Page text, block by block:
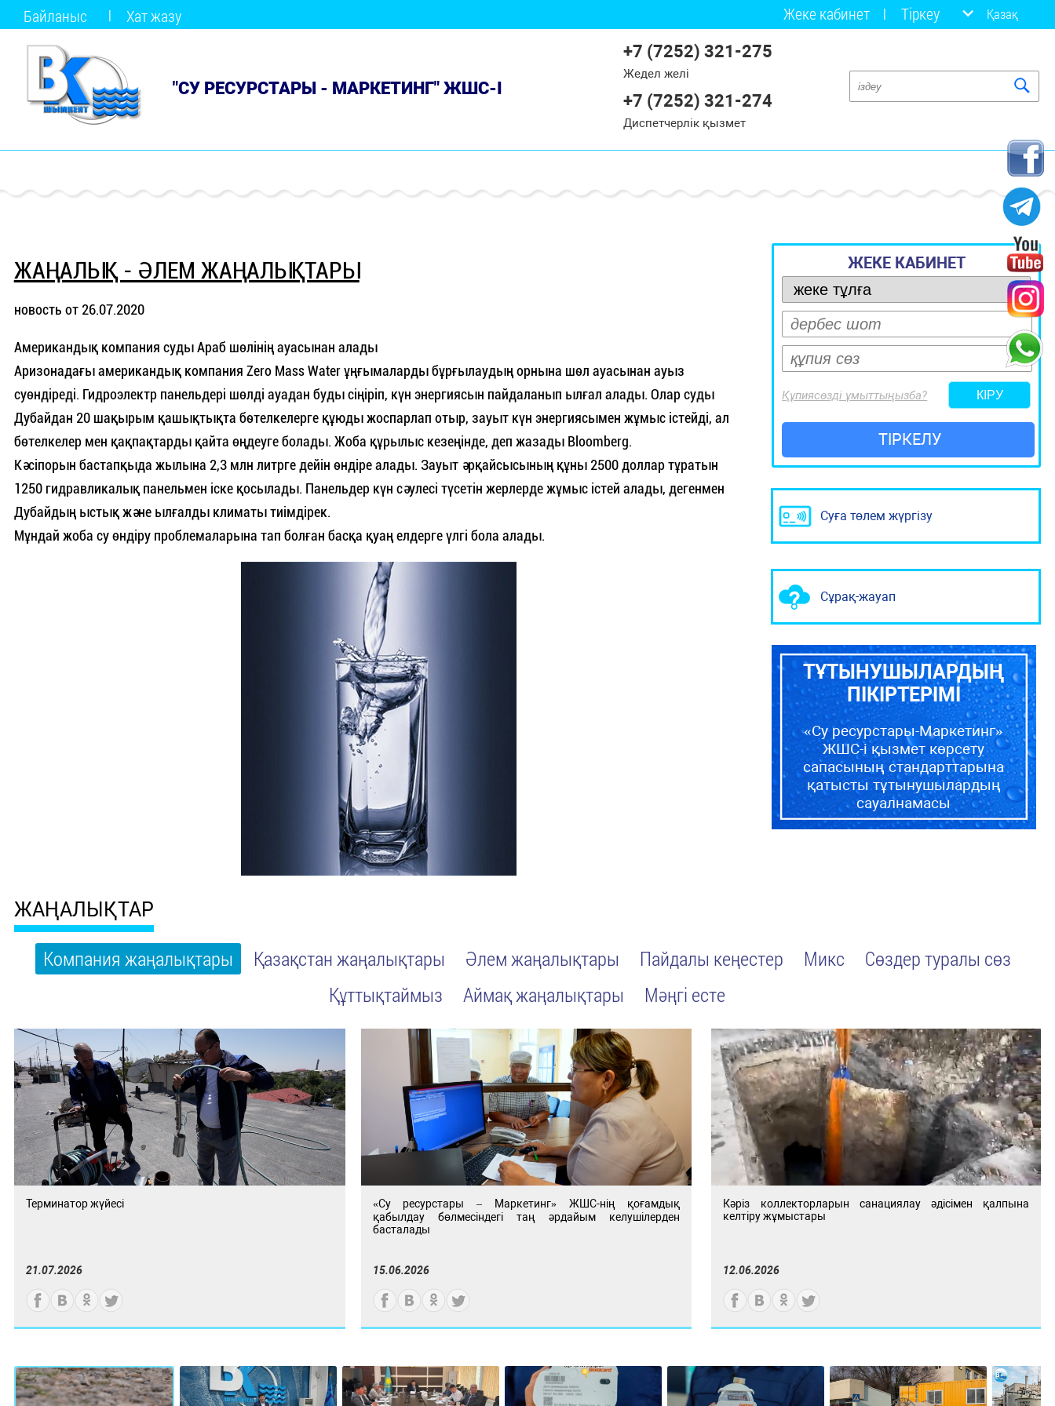
Байланыс Хат жазу Жеке кабинет Тіркеу Қазақ
"СУ РЕСУРСТАРЫ - МАРКЕТИНГ" ЖШС-І
+7 (7252) 321-275
Жедел желі
+7 (7252) 321-274
Диспетчерлік қызмет
ЖАҢАЛЫҚ - ӘЛЕМ ЖАҢАЛЫҚТАРЫ
новость от 26.07.2020
Американдық компания суды Араб шөлінің ауасынан алады
Аризонадағы американдық компания Zero Mass Water ұңғымаларды бұрғылаудың орнына шөл ауасынан ауыз
суөндіреді. Гидроэлектр панельдері шөлді ауадан буды сіңіріп, күн энергиясын пайдаланып ылғал алады. Олар суды
Дубайдан 20 шақырым қашықтықта бөтелкелерге құюды жоспарлап отыр, зауыт күн энергиясымен жұмыс істейді, ал
бөтелкелер мен қақпақтарды қайта өңдеуге болады. Жоба құрылыс кезеңінде, деп жазады Bloomberg.
Кәсіпорын бастапқыда жылына 2,3 млн литрге дейін өндіре алады. Зауыт әрқайсысының құны 2500 доллар тұратын
1250 гидравликалық панельмен іске қосылады. Панельдер күн сәулесі түсетін жерлерде жұмыс істей алады, дегенмен
Дубайдың ыстық және ылғалды климаты тиімдірек.
Мұндай жоба су өндіру проблемаларына тап болған басқа қуаң елдерге үлгі бола алады.
ЖЕКЕ КАБИНЕТ
Құпиясөзді ұмыттыңызба?
ТІРКЕЛУ
Суға төлем жүргізу
Сұрақ-жауап
ТҰТЫНУШЫЛАРДЫҢ
ПІКІРТЕРІМІ
«Су ресурстары-Маркетинг»
ЖШС-і қызмет көрсету
сапасының стандарттарына
қатысты тұтынушылардың
сауалнамасы
ЖАҢАЛЫҚТАР
Компания жаңалықтары Қазақстан жаңалықтары Әлем жаңалықтары Пайдалы кеңестер Микс
Сөздер туралы сөз
Құттықтаймыз
Аймақ жаңалықтары Мәңгі есте
Терминатор жүйесі
21.07.2026
«Су ресурстары – Маркетинг» ЖШС-нің қоғамдық
қабылдау бөлмесіндегі таң әрдайым келушілерден
басталады
15.06.2026
Кәріз коллекторларын санациялау әдісімен қалпына
келтіру жұмыстары
12.06.2026